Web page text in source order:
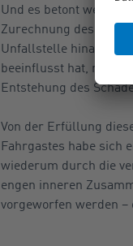
Und es betont weiter:
Zurechnung des
Unfallstelle hinaus
beeinflusst hat,
Entstehung des
Von der Erfüllung
Fahrgastes habe sich
wiederum durch die
engen inneren
vorgeworfen werden